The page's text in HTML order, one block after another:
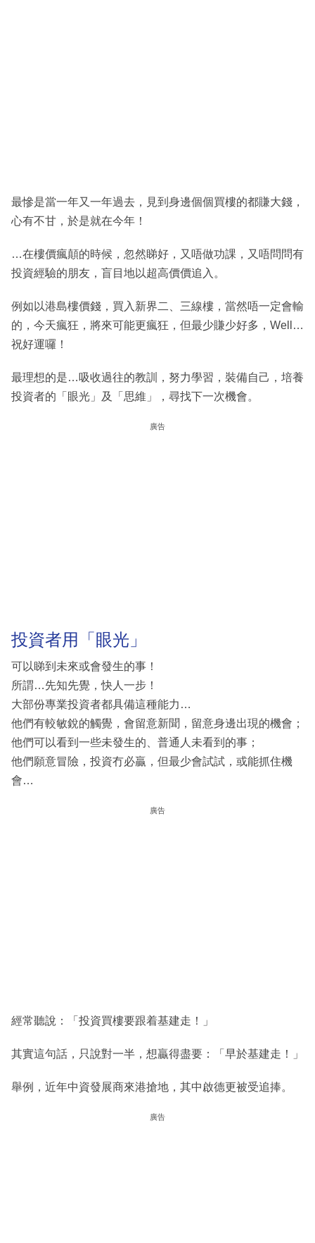
最慘是當一年又一年過去，見到身邊個個買樓的都賺大錢，
心有不甘，於是就在今年！
…在樓價瘋顛的時候，忽然睇好，又唔做功課，又唔問問有
投資經驗的朋友，盲目地以超高價價追入。
例如以港島樓價錢，買入新界二、三線樓，當然唔一定會輸
的，今天瘋狂，將來可能更瘋狂，但最少賺少好多，Well…
祝好運囉！
最理想的是…吸收過往的教訓，努力學習，裝備自己，培養
投資者的「眼光」及「思維」，尋找下一次機會。
廣告
投資者用「眼光」
可以睇到未來或會發生的事！
所謂…先知先覺，快人一步！
大部份專業投資者都具備這種能力…
他們有較敏銳的觸覺，會留意新聞，留意身邊出現的機會；
他們可以看到一些未發生的、普通人未看到的事；
他們願意冒險，投資冇必贏，但最少會試試，或能抓住機
會…
廣告
經常聽說：「投資買樓要跟着基建走！」
其實這句話，只說對一半，想贏得盡要：「早於基建走！」
舉例，近年中資發展商來港搶地，其中啟德更被受追捧。
廣告